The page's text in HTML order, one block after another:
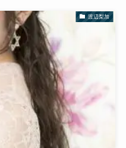
渡辺梨加